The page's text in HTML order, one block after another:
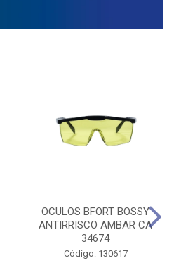
OCULOS BFORT BOSSY
ANTIRRISCO AMBAR CA
34674
Código: 130617